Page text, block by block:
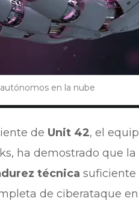
en la nube
de Unit 42, el
ha demostrado que
técnica suficiente
de ciberataque